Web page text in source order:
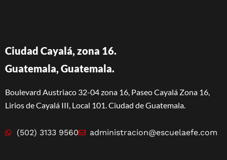
Ciudad Cayalá, zona 16.
Guatemala, Guatemala.
Boulevard Austriaco 32-04 zona 16, Paseo Cayalá Zona 16,
Lirios de Cayalá III, Local 101. Ciudad de Guatemala.
(502) 3133 9560 administracion@escuelaefe.com